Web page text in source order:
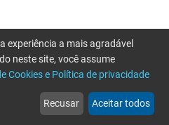
web
Notícias
more_horiz
Mais
experiência a mais agradável
neste site, você assume
Cookies e Política de privacidade
Recusar Aceitar todos
favor tente novamente